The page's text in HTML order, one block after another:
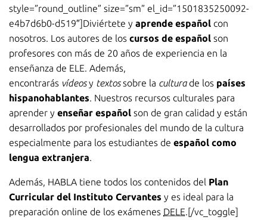
style=”round_outline” size=”sm” el_id=”1501835250092-
e4b7d6b0-d519″]Diviértete y aprende español con
nosotros. Los autores de los cursos de español son
profesores con más de 20 años de experiencia en la
enseñanza de ELE. Además,
encontrarás vídeosy textossobre la culturade los países
hispanohablantes. Nuestros recursos culturales para
aprender y enseñar español son de gran calidad y están
desarrollados por profesionales del mundo de la cultura
especialmente para los estudiantes de español como
lengua extranjera.
Además, HABLA tiene todos los contenidos del Plan
Curricular del Instituto Cervantes y es ideal para la
preparación online de los exámenes DELE.[/vc_toggle]